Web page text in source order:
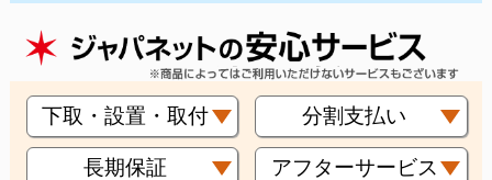
下取・設置・取付 分割支払い
長期保証 アフターサービス